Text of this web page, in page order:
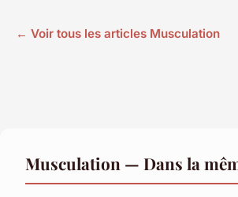
← Voir tous les articles Musculation
Musculation — Dans la